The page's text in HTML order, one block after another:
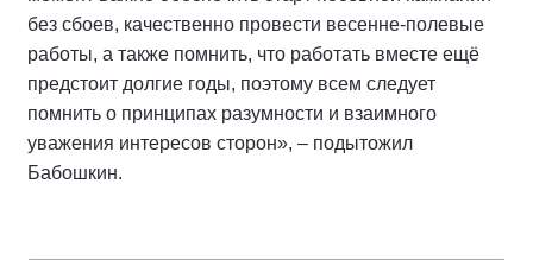
без сбоев, качественно провести весенне-полевые
работы, а также помнить, что работать вместе ещё
предстоит долгие годы, поэтому всем следует
помнить о принципах разумности и взаимного
уважения интересов сторон», – подытожил
Бабошкин.